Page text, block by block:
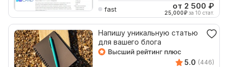
fast от 2 500 ₽
25,000₽ за 10 стат.
Напишу уникальную статью
для вашего блога
5.0 (446)